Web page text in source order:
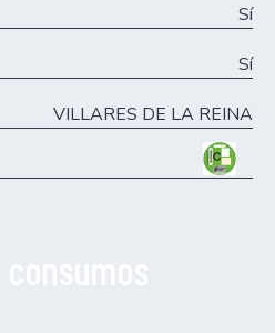
Sí
Sí
VILLARES DE LA REINA